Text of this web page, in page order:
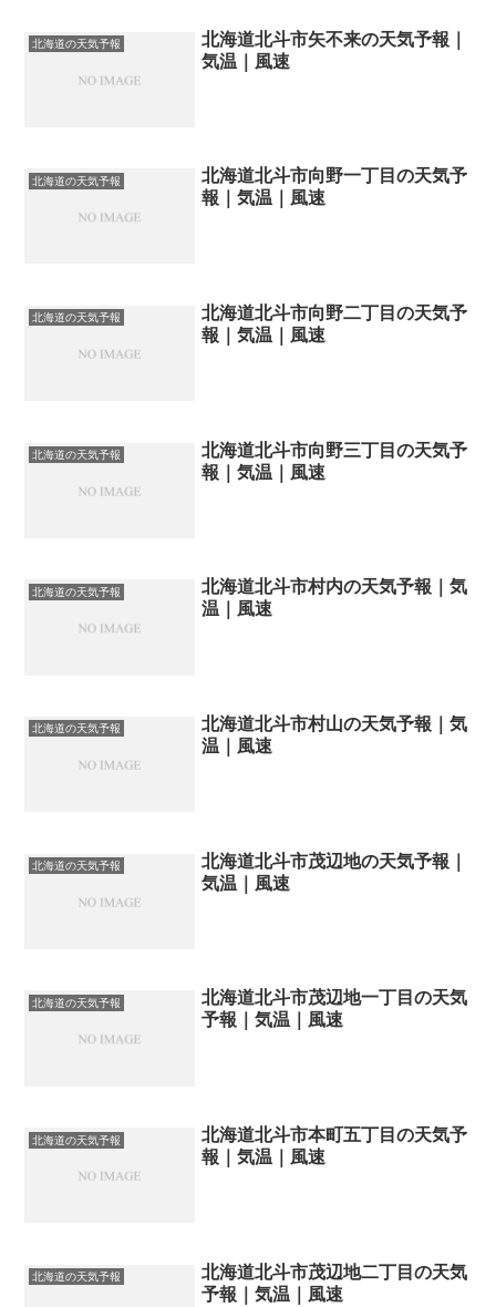
北海道の天気予報
北海道北斗市矢不来の天気予報｜
気温｜風速
北海道の天気予報
北海道北斗市向野一丁目の天気予
報｜気温｜風速
北海道の天気予報
北海道北斗市向野二丁目の天気予
報｜気温｜風速
北海道の天気予報
北海道北斗市向野三丁目の天気予
報｜気温｜風速
北海道の天気予報
北海道北斗市村内の天気予報｜気
温｜風速
北海道の天気予報
北海道北斗市村山の天気予報｜気
温｜風速
北海道の天気予報
北海道北斗市茂辺地の天気予報｜
気温｜風速
北海道の天気予報
北海道北斗市茂辺地一丁目の天気
予報｜気温｜風速
北海道の天気予報
北海道北斗市本町五丁目の天気予
報｜気温｜風速
北海道の天気予報
北海道北斗市茂辺地二丁目の天気
予報｜気温｜風速